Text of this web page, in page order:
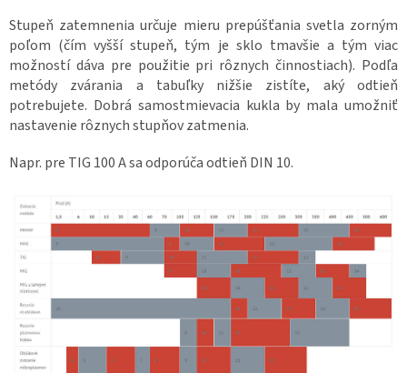
Stupeň zatemnenia určuje mieru prepúšťania svetla zorným
poľom (čím vyšší stupeň, tým je sklo tmavšie a tým viac
možností dáva pre použitie pri rôznych činnostiach). Podľa
metódy zvárania a tabuľky nižšie zistíte, aký odtieň
potrebujete. Dobrá samostmievacia kukla by mala umožniť
nastavenie rôznych stupňov zatmenia.
Napr. pre TIG 100 A sa odporúča odtieň DIN 10.